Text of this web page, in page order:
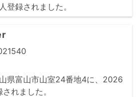
録されました。
県富山市山室24番地4に、2026
れました。